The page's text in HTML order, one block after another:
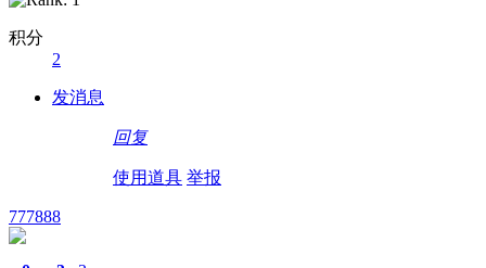
积分
2
发消息
回复
使用道具 举报
777888